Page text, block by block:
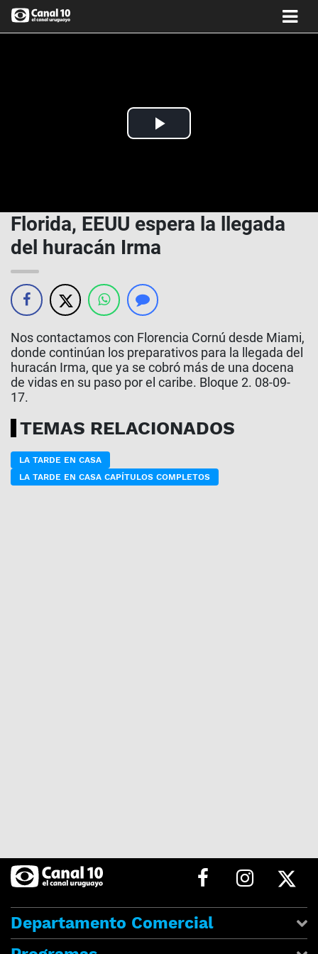
Play
Florida, EEUU espera la llegada
del huracán Irma
Nos contactamos con Florencia Cornú desde Miami,
donde continúan los preparativos para la llegada del
huracán Irma, que ya se cobró más de una docena
de vidas en su paso por el caribe. Bloque 2. 08-09-
17.
TEMAS RELACIONADOS
LA TARDE EN CASA
LA TARDE EN CASA CAPÍTULOS COMPLETOS
Departamento Comercial